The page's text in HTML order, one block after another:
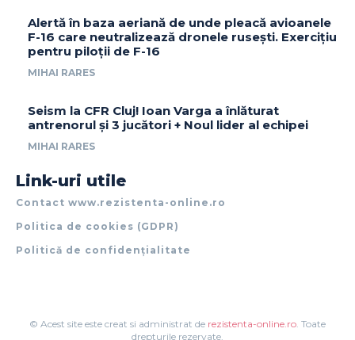
Alertă în baza aeriană de unde pleacă avioanele
F-16 care neutralizează dronele rusești. Exercițiu
pentru piloții de F-16
MIHAI RARES
Seism la CFR Cluj! Ioan Varga a înlăturat
antrenorul și 3 jucători + Noul lider al echipei
MIHAI RARES
Link-uri utile
Contact www.rezistenta-online.ro
Politica de cookies (GDPR)
Politică de confidențialitate
© Acest site este creat si administrat de rezistenta-online.ro. Toate
drepturile rezervate.